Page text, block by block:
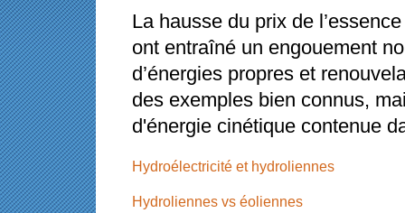
La hausse du prix de
ont entraîné un engouement
d’énergies propres et
des exemples bien connus,
d'énergie cinétique contenue
Hydroélectricité et hydroliennes
Hydroliennes vs éoliennes